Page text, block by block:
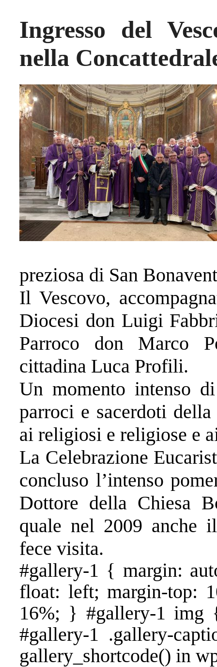
Ingresso del
nella
preziosa di San
Il Vescovo,
Diocesi don Luigi
Parroco don Marco
cittadina Luca Profili.
Un momento intenso
parroci e sacerdoti
ai religiosi e religiose e
La Celebrazione
concluso l’intenso
Dottore della Chiesa
quale nel 2009 anche
fece visita.
#gallery-1 { margin:
float: left; margin-top:
16%; } #gallery-1
#gallery-1 .gallery-
gallery_shortcode() in